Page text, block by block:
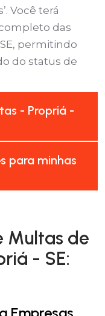
Você terá
das
permitindo
do status de
- Propriá -
para minhas
Multas de
- SE:
Empresas